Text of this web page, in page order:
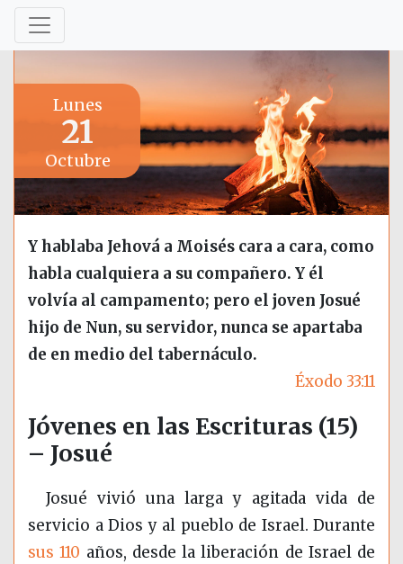
Lunes
21
Octubre
Y hablaba Jehová a Moisés cara a cara, como
habla cualquiera a su compañero. Y él
volvía al campamento; pero el joven Josué
hijo de Nun, su servidor, nunca se apartaba
de en medio del tabernáculo.
Éxodo 33:11
Jóvenes en las Escrituras (15)
– Josué
Josué vivió una larga y agitada vida de
servicio a Dios y al pueblo de Israel. Durante
sus 110 años, desde la liberación de Israel de